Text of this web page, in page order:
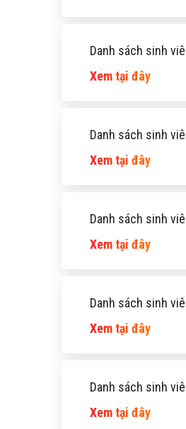
Danh sách sinh
Xem tại đây
Danh sách sinh
Xem tại đây
Danh sách sinh
Xem tại đây
Danh sách sinh
Xem tại đây
Danh sách sinh
Xem tại đây